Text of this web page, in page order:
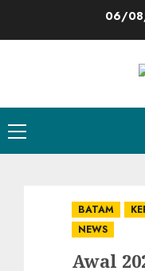
06/
Primary
Menu
BATAM
NEWS
Awal